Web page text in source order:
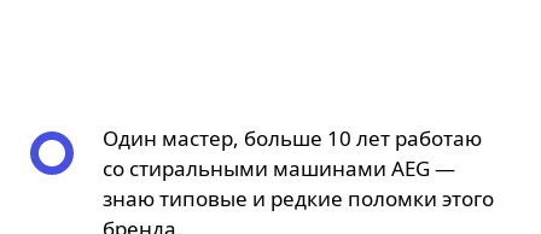
Один мастер, больше 10 лет работаю
со стиральными машинами AEG —
знаю типовые и редкие поломки этого